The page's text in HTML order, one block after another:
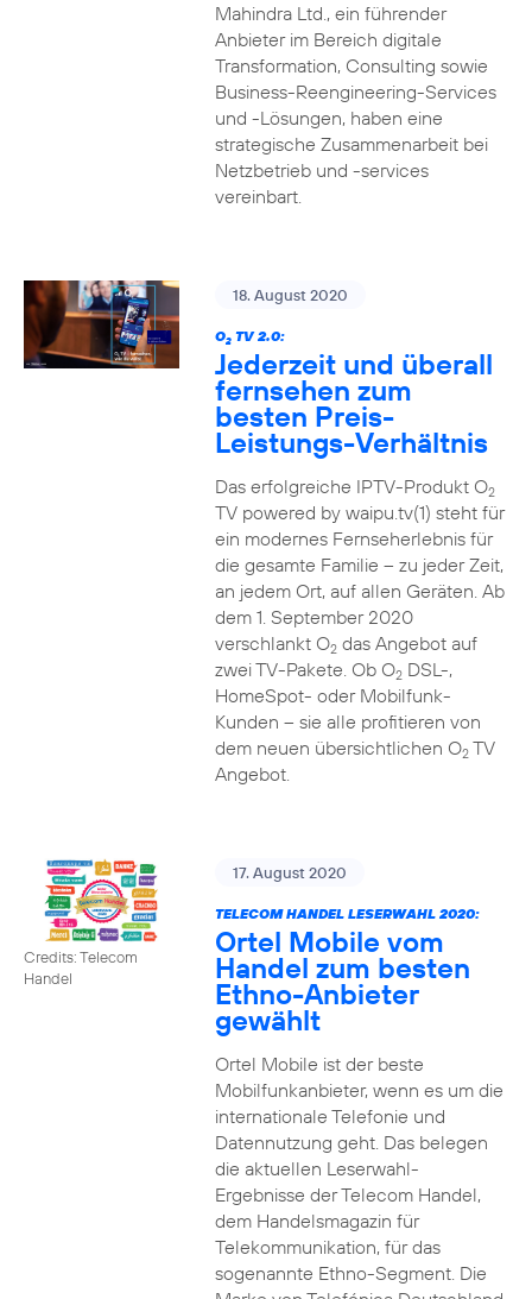
Mahindra Ltd., ein führender
Anbieter im Bereich digitale
Transformation, Consulting sowie
Business-Reengineering-Services
und -Lösungen, haben eine
strategische Zusammenarbeit bei
Netzbetrieb und -services
vereinbart.
18. August 2020
O2TV 2.0:
Jederzeit und überall
fernsehen zum
besten Preis-
Leistungs-Verhältnis
Das erfolgreiche IPTV-Produkt O2
TV powered by waipu.tv(1) steht für
ein modernes Fernseherlebnis für
die gesamte Familie – zu jeder Zeit,
an jedem Ort, auf allen Geräten. Ab
dem 1. September 2020
verschlankt O2das Angebot auf
zwei TV-Pakete. Ob O2DSL-,
HomeSpot- oder Mobilfunk-
Kunden – sie alle profitieren von
dem neuen übersichtlichen O2TV
Angebot.
Credits: Telecom
Handel
17. August 2020
TELECOM HANDEL LESERWAHL 2020:
Ortel Mobile vom
Handel zum besten
Ethno-Anbieter
gewählt
Ortel Mobile ist der beste
Mobilfunkanbieter, wenn es um die
internationale Telefonie und
Datennutzung geht. Das belegen
die aktuellen Leserwahl-
Ergebnisse der Telecom Handel,
dem Handelsmagazin für
Telekommunikation, für das
sogenannte Ethno-Segment. Die